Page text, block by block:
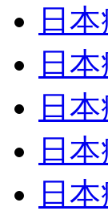
日
日
日
日
日